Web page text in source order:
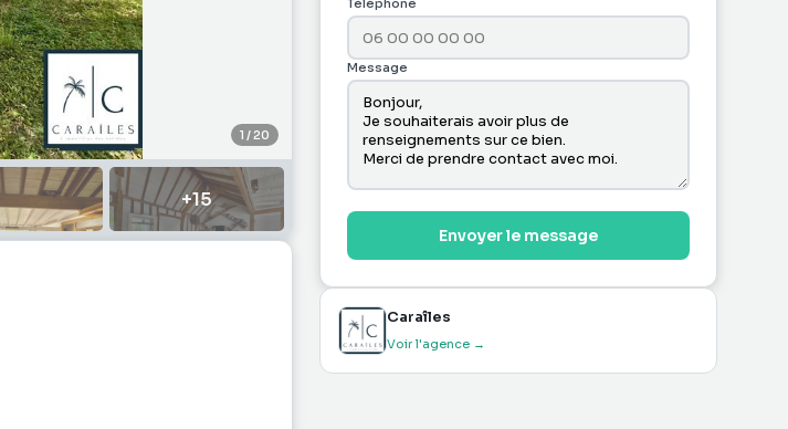
1 /20
+15
Téléphone
Message
Envoyer le message
Caraîles
Voir l'agence →